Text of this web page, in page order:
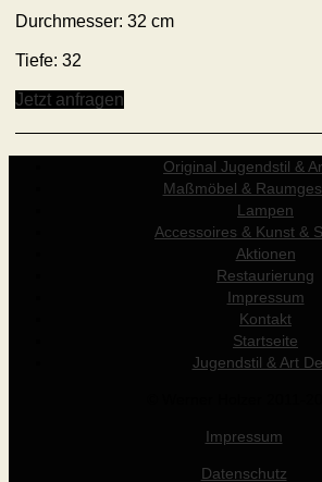
Durchmesser: 32 cm
Tiefe: 32
Jetzt anfragen
Original Jugendstil &
Maßmöbel &
Lampen
Accessoires & Kunst &
Aktionen
Restaurierung
Impressum
Kontakt
Startseite
Jugendstil & Art
Impressum
Datenschutz